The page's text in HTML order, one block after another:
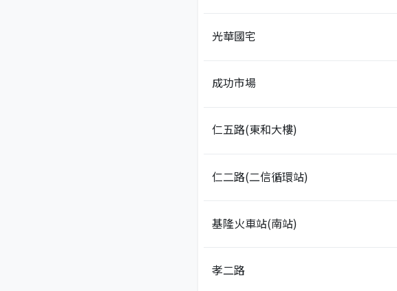
光華國宅
成功市場
仁五路(東和大樓)
仁二路(二信循環站)
基隆火車站(南站)
孝二路